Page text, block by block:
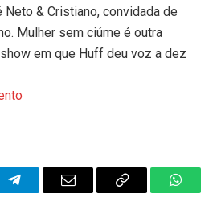
& Cristiano, convidada de
Mulher sem ciúme é outra
em que Huff deu voz a dez
TelegramEmail
Copy